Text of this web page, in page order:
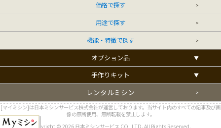
価格で探す
用途で探す
機能・特徴で探す
オプション品
手作りキット
レンタルミシン
[マイミシン]は日本ミシンサービス株式会社が運営しております。当サイト内のすべての記事及び画
像の無断使用、無断転載を禁止します。
Copyright © 2026 日本ミシンサービス CO.,LTD. All Rights Reserved.